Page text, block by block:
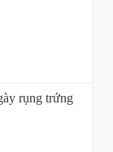
rụng trứng